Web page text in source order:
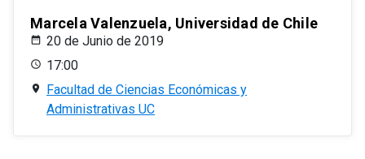
Marcela Valenzuela, Universidad de Chile
20 de Junio de 2019
17:00
Facultad de Ciencias Económicas y
Administrativas UC